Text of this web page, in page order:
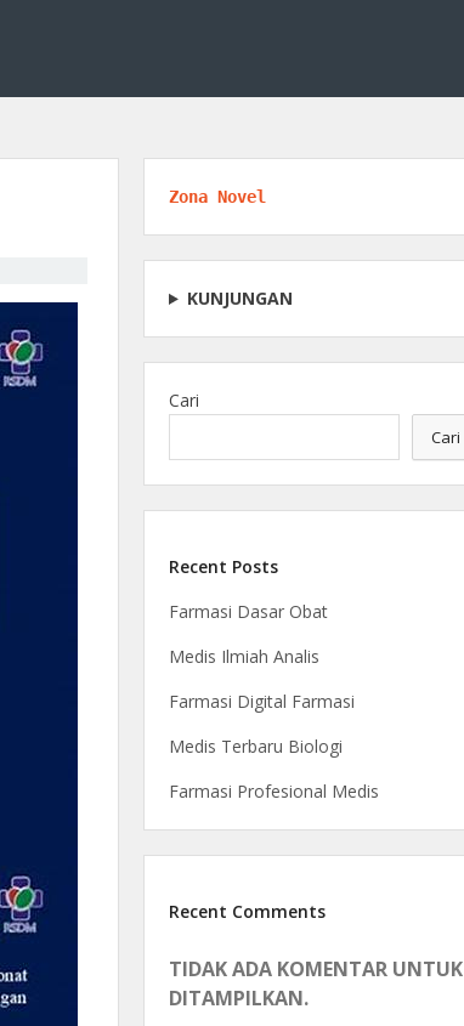
Zona Novel
KUNJUNGAN
Cari
Cari
Recent Posts
Farmasi Dasar Obat
Medis Ilmiah Analis
Farmasi Digital Farmasi
Medis Terbaru Biologi
Farmasi Profesional Medis
Recent Comments
TIDAK ADA KOMENTAR UNTUK
DITAMPILKAN.